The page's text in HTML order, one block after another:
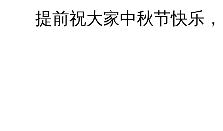
提前祝大家中秋节快乐，